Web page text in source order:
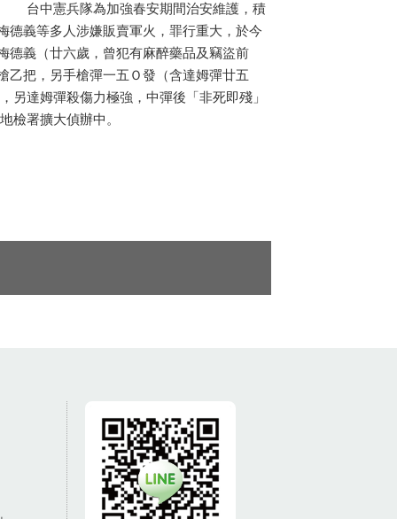
台中憲兵隊為加強春安期間治安維護，積
德義等多人涉嫌販賣軍火，罪行重大，於今
德義（廿六歲，曾犯有麻醉藥品及竊盜前
乙把，另手槍彈一五Ｏ發（含達姆彈廿五
達姆彈殺傷力極強，中彈後「非死即殘」
署擴大偵辦中。